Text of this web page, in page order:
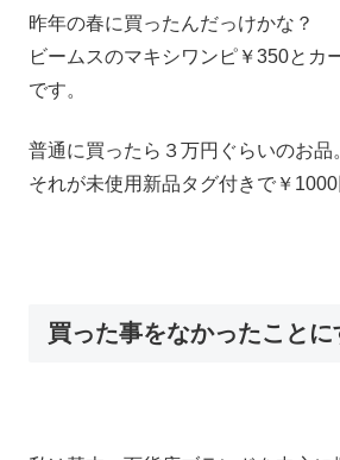
昨年の春に買ったんだっけかな？
ビームスのマキシワンピ￥350とカ
です。
普通に買ったら３万円ぐらいのお品
それが未使用新品タグ付きで￥1000
買った事をなかったことに